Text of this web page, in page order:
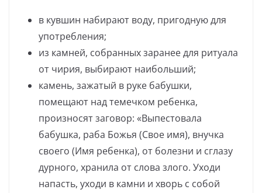
в кувшин набирают воду, пригодную для
употребления;
из камней, собранных заранее для ритуала
от чирия, выбирают наибольший;
камень, зажатый в руке бабушки,
помещают над темечком ребенка,
произносят заговор: «Выпестовала
бабушка, раба Божья (Свое имя), внучка
своего (Имя ребенка), от болезни и сглазу
дурного, хранила от слова злого. Уходи
напасть, уходи в камни и хворь с собой